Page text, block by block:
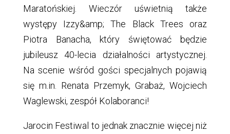
Maratońskiej. Wieczór uświetnią także
występy Izzy&amp; The Black Trees oraz
Piotra Banacha, który świętować będzie
jubileusz 40-lecia działalności artystycznej.
Na scenie wśród gości specjalnych pojawią
się m.in. Renata Przemyk, Grabaż, Wojciech
Waglewski, zespół Kolaboranci!
Jarocin Festiwal to jednak znacznie więcej niż